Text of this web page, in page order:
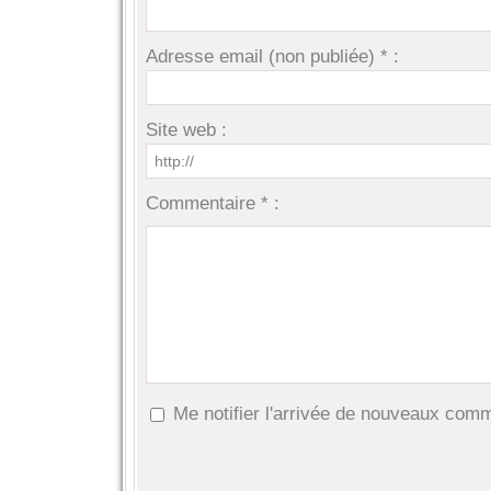
Adresse email (non publiée) * :
Site web :
Commentaire * :
Me notifier l'arrivée de nouveaux